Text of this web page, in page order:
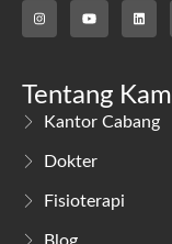
Tentang
Kantor Cabang
Dokter
Fisioterapi
Blog